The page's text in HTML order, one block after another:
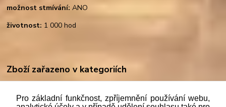
možnost stmívání: ANO
životnost: 1 000 hod
Zboží zařazeno v kategoriích
E14
Pro základní funkčnost, zpříjemnění používání webu,